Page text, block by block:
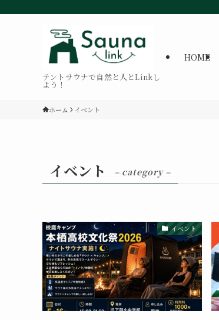
テントサウナで自然と人とLinkし
よう！
HOME
ホーム イベント
イベント – category –
イベント